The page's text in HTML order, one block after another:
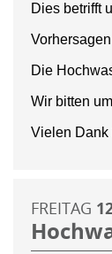
Dies betrifft
Die
Wir bitten
Vielen Dank
FREITAG